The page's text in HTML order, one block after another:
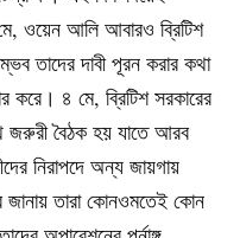
ওয়েন আলি আবারও ব্রিটিশ
তাদের দাবী পূরন করার কথা
করে। ৪ মে, ব্রিটিশ সরকারের
জরুরী বৈঠক হয় যাতে আরব
নিরাপদে অন্য জায়গায়
তারা কোনওমতেই কোন